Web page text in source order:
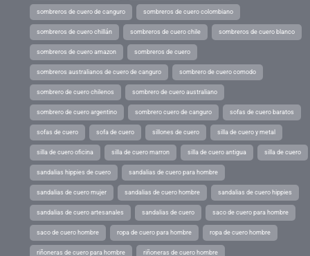
sombreros de cuero de canguro sombreros de cuero colombiano
sombreros de cuero chillán sombreros de cuero chile sombreros de cuero blanco
sombreros de cuero amazon sombreros de cuero
sombreros australianos de cuero de canguro sombrero de cuero comodo
sombrero de cuero chilenos sombrero de cuero australiano
sombrero de cuero argentino sombrero cuero de canguro sofas de cuero baratos
sofas de cuero sofa de cuero sillones de cuero silla de cuero y metal
silla de cuero oficina silla de cuero marron silla de cuero antigua silla de cuero
sandalias hippies de cuero sandalias de cuero para hombre
sandalias de cuero mujer sandalias de cuero hombre sandalias de cuero hippies
sandalias de cuero artesanales sandalias de cuero saco de cuero para hombre
saco de cuero hombre ropa de cuero para hombre ropa de cuero hombre
riñoneras de cuero para hombre riñoneras de cuero hombre